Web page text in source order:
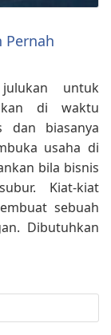
Pernah
untuk
di waktu
dan biasanya
usaha di
bila bisnis
Kiat-kiat
sebuah
Dibutuhkan